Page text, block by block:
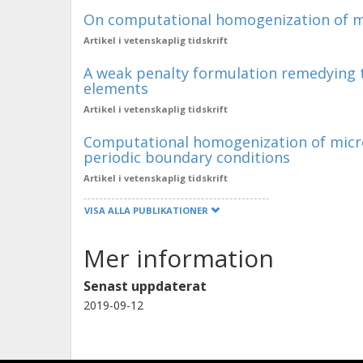
mikrostrukturella effekter i
effekter av korngränser eller
Dessutom har den ökade
tillgängligheten till
analyser även med flerskaliga
att en avancerad och
blir alltför resurskrävande avseende
arbete kommer således vara att
balans mellan tidsåtgång och
eller annan skärande bearbetning
är brott eller ytseparation en
realistisk brottmodell innebär att
On computational homogenization of
Artikel i vetenskaplig tidskrift
A weak penalty formulation
elements
Artikel i vetenskaplig tidskrift
Computational homogenization of
periodic boundary conditions
Artikel i vetenskaplig tidskrift
VISA ALLA PUBLIKATIONER
Mer information
Senast uppdaterat
2019-09-12